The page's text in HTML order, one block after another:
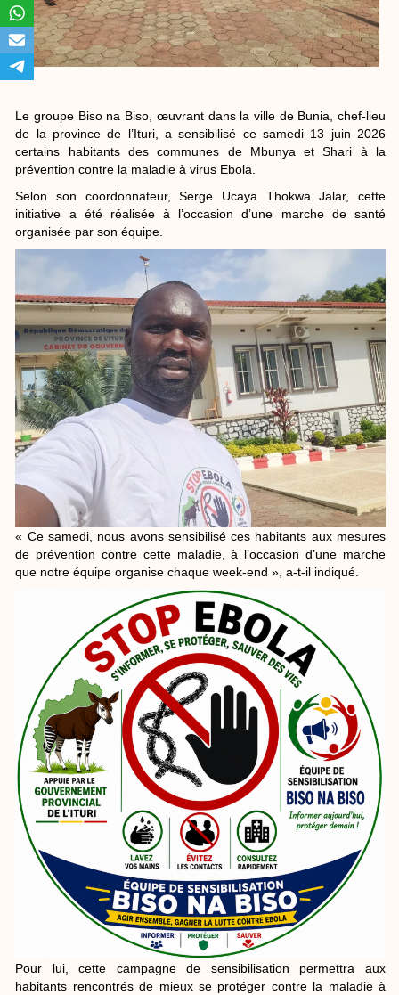
Le groupe Biso na Biso, œuvrant dans la ville de Bunia, chef-lieu
de la province de l’Ituri, a sensibilisé ce samedi 13 juin 2026
certains habitants des communes de Mbunya et Shari à la
prévention contre la maladie à virus Ebola.
Selon son coordonnateur, Serge Ucaya Thokwa Jalar, cette
initiative a été réalisée à l’occasion d’une marche de santé
organisée par son équipe.
« Ce samedi, nous avons sensibilisé ces habitants aux mesures
de prévention contre cette maladie, à l’occasion d’une marche
que notre équipe organise chaque week-end », a-t-il indiqué.
Pour lui, cette campagne de sensibilisation permettra aux
habitants rencontrés de mieux se protéger contre la maladie à